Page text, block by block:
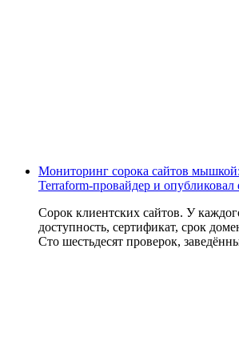
Мониторинг сорока сайтов
Terraform-провайдер и опубликовал
Сорок клиентских сайтов. У
доступность, сертификат, срок
Сто шестьдесят проверок,